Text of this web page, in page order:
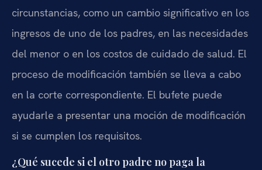
circunstancias, como un cambio significativo en los
ingresos de uno de los padres, en las necesidades
del menor o en los costos de cuidado de salud. El
proceso de modificación también se lleva a cabo
en la corte correspondiente. El bufete puede
ayudarle a presentar una moción de modificación
si se cumplen los requisitos.
¿Qué sucede si el otro padre no paga la